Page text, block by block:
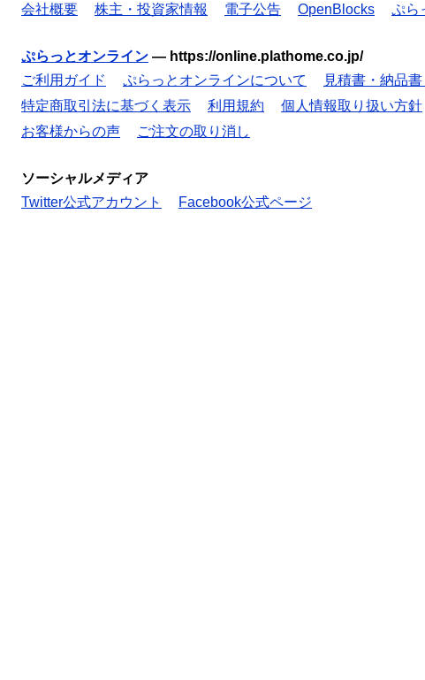
会社概要
株主・投資家情報 電子公告 OpenBlocks ぷら
ぷらっとオンライン — https://online.plathome.co.jp/
ご利用ガイド
ぷらっとオンラインについて 見積書・納品
特定商取引法に基づく表示
利用規約 個人情報取り扱い方針
お客様からの声
ご注文の取り消し
ソーシャルメディア
Twitter公式アカウント
Facebook公式ページ